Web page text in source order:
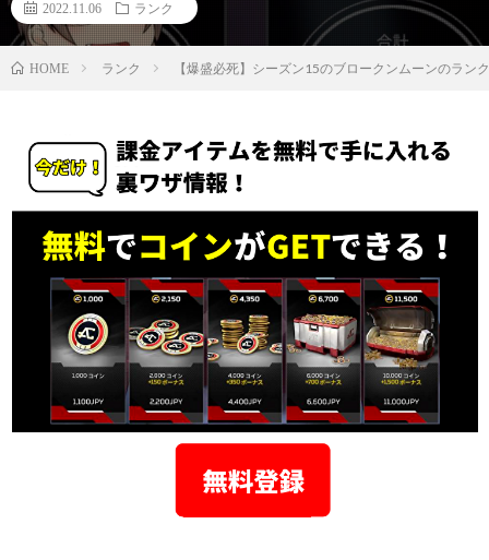
2022.11.06 ランク
HOME ランク 【爆盛必死】シーズン15のブロークンムーンのラ